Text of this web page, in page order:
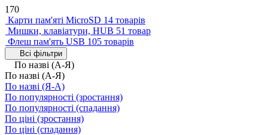
170
Карти пам'яті MicroSD 14 товарів
Мишки, клавіатури, HUB 51 товар
Флеш пам'ять USB 105 товарів
Всі фільтри
По назві (А-Я)
По назві (А-Я)
По назві (Я-А)
По популярності (зростання)
По популярності (спадання)
По ціні (зростання)
По ціні (спадання)